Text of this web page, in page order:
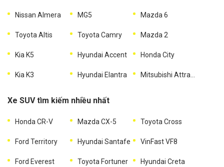
Nissan Almera MG5 Mazda 6
Toyota Altis Toyota Camry Mazda 2
Kia K5 Hyundai Accent Honda City
Kia K3 Hyundai Elantra Mitsubishi Attrage
Xe SUV tìm kiếm nhiều nhất
Honda CR-V Mazda CX-5 Toyota Cross
Ford Territory Hyundai Santafe VinFast VF8
Ford Everest Toyota Fortuner Hyundai Creta